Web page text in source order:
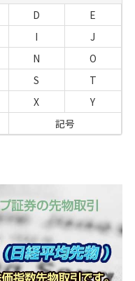
D
E
I
J
N
O
S
T
X
Y
記号